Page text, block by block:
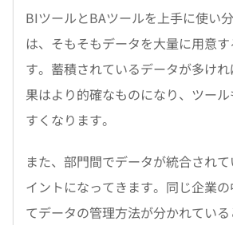
BIツールとBAツールを上手に使い
は、そもそもデータを大量に用意
す。蓄積されているデータが多け
果はより的確なものになり、ツー
すくなります。
また、部門間でデータが統合され
イントになってきます。同じ企業
てデータの管理方法が分かれてい